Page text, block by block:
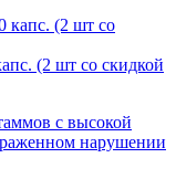
(2 шт со скидкой
с высокой
нарушении